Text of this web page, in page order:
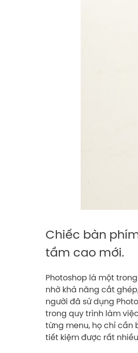
Chiếc bàn
tầm cao mới.
Photoshop là một
nhờ khả năng cắt
người đã sử dụng
trong quy trình làm
từng menu, họ chỉ cần
tiết kiệm được rất